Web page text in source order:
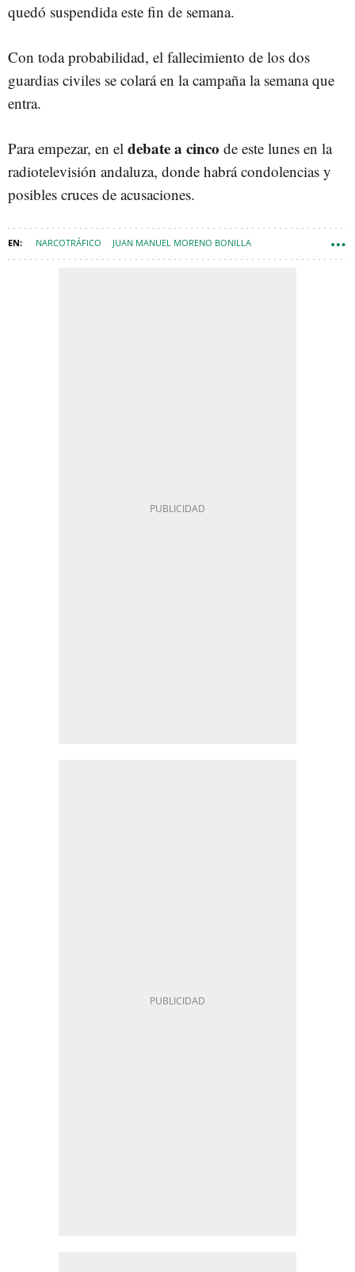
quedó suspendida este fin de semana.
Con toda probabilidad, el fallecimiento de los dos
guardias civiles se colará en la campaña la semana que
entra.
Para empezar, en el debate a cinco de este lunes en la
radiotelevisión andaluza, donde habrá condolencias y
posibles cruces de acusaciones.
NARCOTRÁFICO JUAN MANUEL MORENO BONILLA